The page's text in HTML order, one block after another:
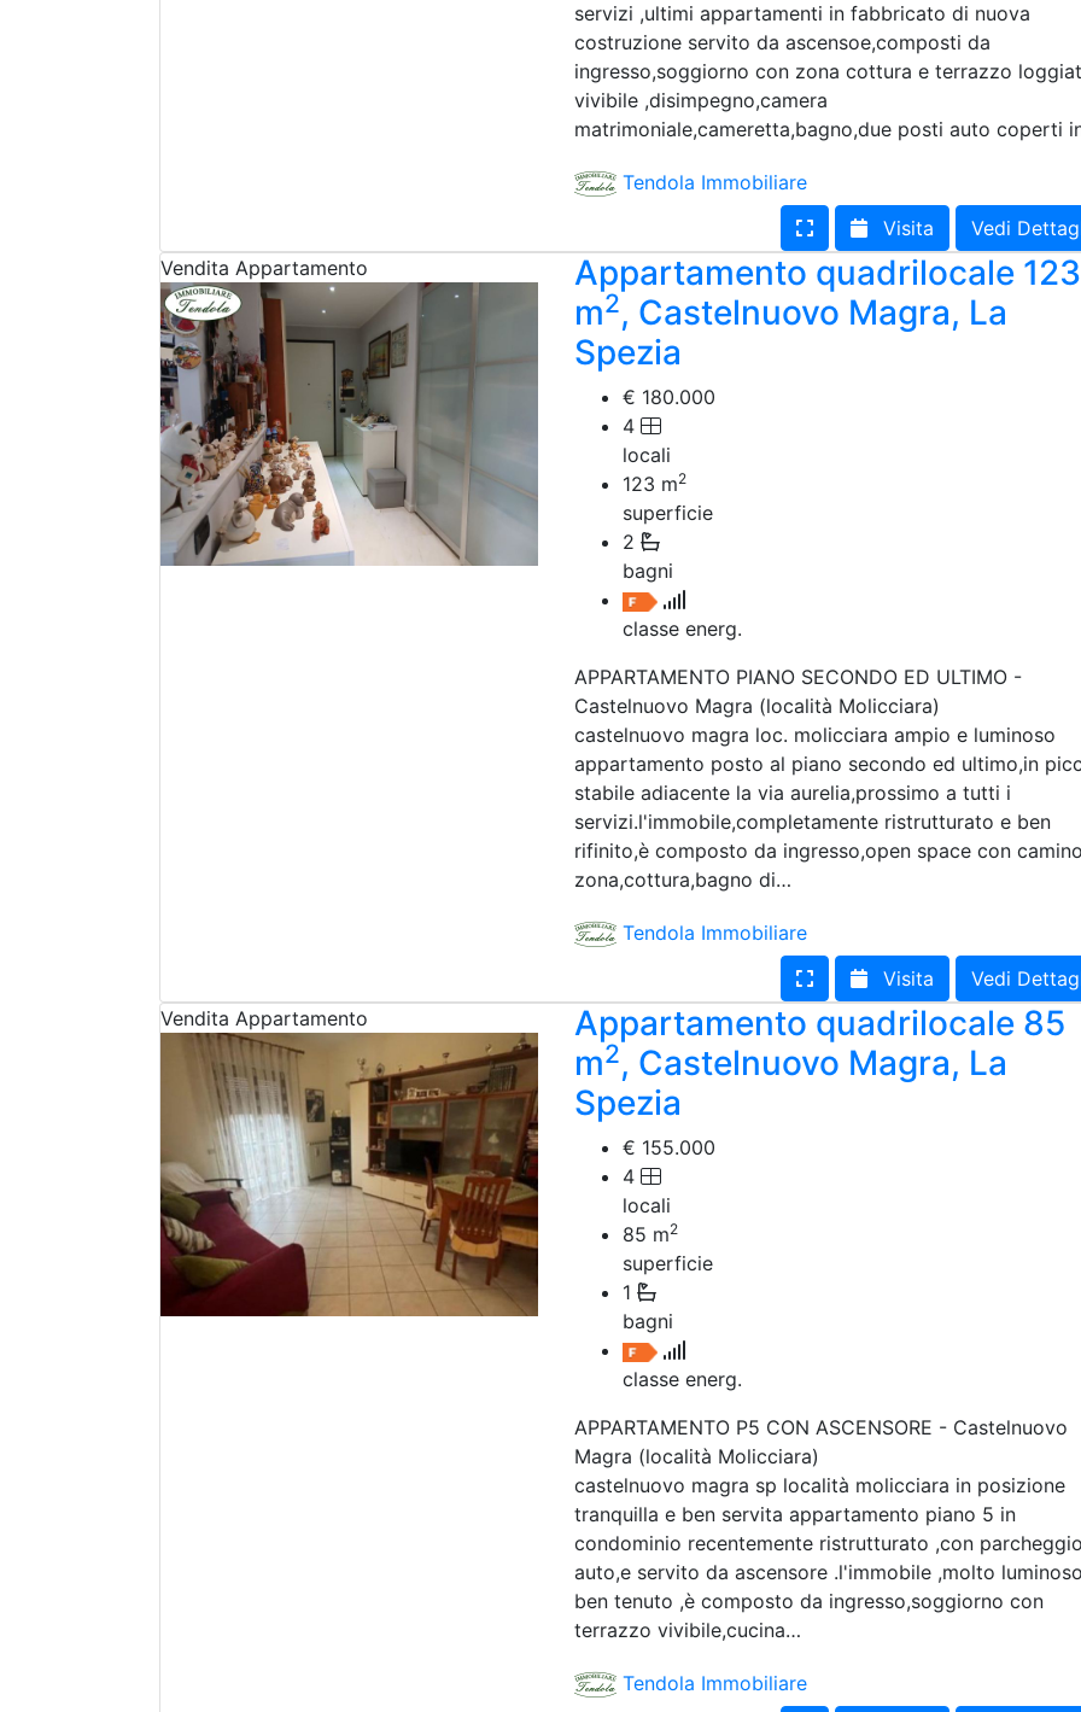
servizi ,ultimi appartamenti in fabbricato di nuova
costruzione servito da ascensoe,composti da
ingresso,soggiorno con zona cottura e terrazzo
vivibile ,disimpegno,camera
matrimoniale,cameretta,bagno,due posti auto coperti
Tendola Immobiliare
Visita
Vedi
Vendita Appartamento
Appartamento quadrilocale 123
m2, Castelnuovo Magra, La
Spezia
€ 180.000
4
locali
123 m2
superficie
2
bagni
classe energ.
APPARTAMENTO PIANO SECONDO ED ULTIMO -
Castelnuovo Magra (località Molicciara)
castelnuovo magra loc. molicciara ampio e luminoso
appartamento posto al piano secondo ed ultimo,in
stabile adiacente la via aurelia,prossimo a tutti i
servizi.l'immobile,completamente ristrutturato e ben
rifinito,è composto da ingresso,open space con
zona,cottura,bagno di…
Tendola Immobiliare
Visita
Vedi
Vendita Appartamento
Appartamento quadrilocale 85
m2, Castelnuovo Magra, La
Spezia
€ 155.000
4
locali
85 m2
superficie
1
bagni
classe energ.
APPARTAMENTO P5 CON ASCENSORE - Castelnuovo
Magra (località Molicciara)
castelnuovo magra sp località molicciara in posizione
tranquilla e ben servita appartamento piano 5 in
condominio recentemente ristrutturato ,con parcheggio
auto,e servito da ascensore .l'immobile ,molto
ben tenuto ,è composto da ingresso,soggiorno con
terrazzo vivibile,cucina…
Tendola Immobiliare